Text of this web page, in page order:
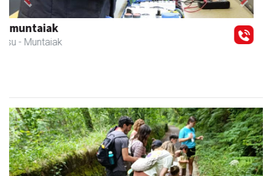
Osane belar eta eko denda
Urnieta - Akupuntura
Previous Next